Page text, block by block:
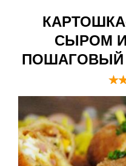
СЫРОМ
ПОШАГОВЫЙ